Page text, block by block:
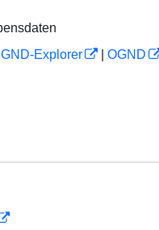
GND-Explorer OGND